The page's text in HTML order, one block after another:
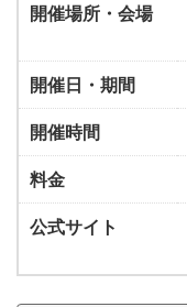
開催場所・会場
開催日・期間
開催時間
料金
公式サイト